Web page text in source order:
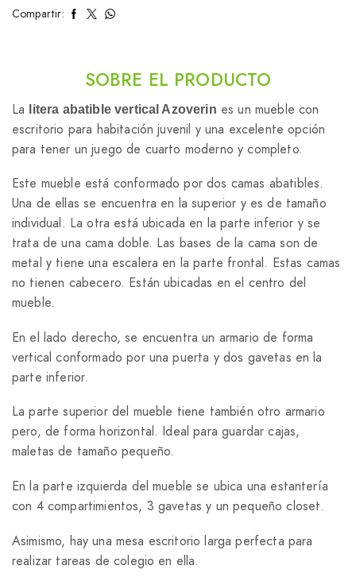
Compartir:
SOBRE EL PRODUCTO
La litera abatible vertical Azoverin es un mueble con
escritorio para habitación juvenil y una excelente opción
para tener un juego de cuarto moderno y completo.
Este mueble está conformado por dos camas abatibles.
Una de ellas se encuentra en la superior y es de tamaño
individual. La otra está ubicada en la parte inferior y se
trata de una cama doble. Las bases de la cama son de
metal y tiene una escalera en la parte frontal. Estas camas
no tienen cabecero. Están ubicadas en el centro del
mueble.
En el lado derecho, se encuentra un armario de forma
vertical conformado por una puerta y dos gavetas en la
parte inferior.
La parte superior del mueble tiene también otro armario
pero, de forma horizontal. Ideal para guardar cajas,
maletas de tamaño pequeño.
En la parte izquierda del mueble se ubica una estantería
con 4 compartimientos, 3 gavetas y un pequeño closet.
Asimismo, hay una mesa escritorio larga perfecta para
realizar tareas de colegio en ella.